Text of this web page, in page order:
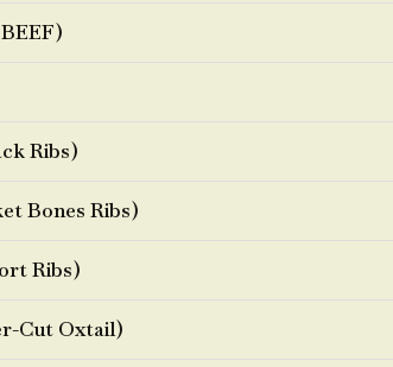
Ribs)
Bones Ribs)
Ribs)
Cut Oxtail)